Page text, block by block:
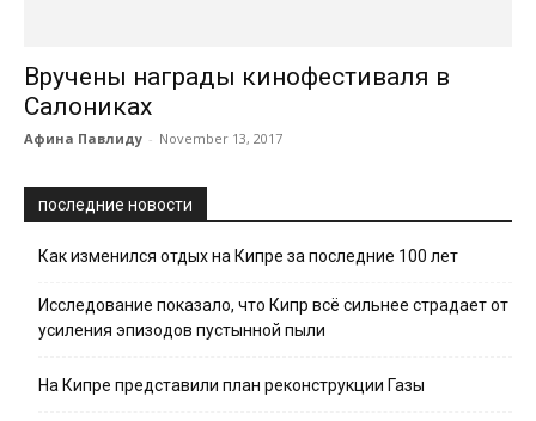
Вручены награды кинофестиваля в
Салониках
Афина Павлиду - November 13, 2017
последние новости
Как изменился отдых на Кипре за последние 100 лет
Исследование показало, что Кипр всё сильнее страдает от
усиления эпизодов пустынной пыли
На Кипре представили план реконструкции Газы